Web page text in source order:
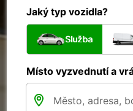
Jaký typ vozidla?
Služba
Místo vyzvednutí a